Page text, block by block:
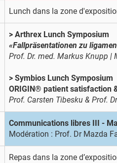
Lunch dans la zone
> Arthrex Lunch Symposium
«Fallpräsentationen zu
Prof. Dr. med. Markus Knupp |
> Symbios Lunch Symposium
ORIGIN® patient satisfaction
Prof. Carsten Tibesku & Prof.
Communications libres III -
Modération : Prof. Dr Mazda
Repas dans la zone